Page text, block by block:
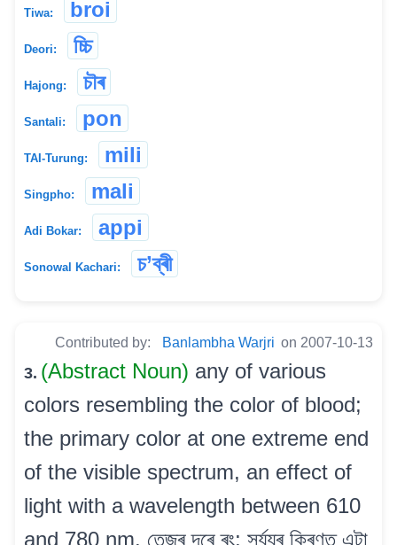
Tiwa: broi
Deori: চ্চি
Hajong: চৗৰ
Santali: pon
TAI-Turung: mili
Singpho: mali
Adi Bokar: appi
Sonowal Kachari: চ’ব্ৰী
Contributed by: Banlambha Warjri on 2007-10-13
3. (Abstract Noun) any of various
colors resembling the color of blood;
the primary color at one extreme end
of the visible spectrum, an effect of
light with a wavelength between 610
and 780 nm. তেজৰ দৰে ৰং; সূৰ্য্যৰ কিৰণত এটা